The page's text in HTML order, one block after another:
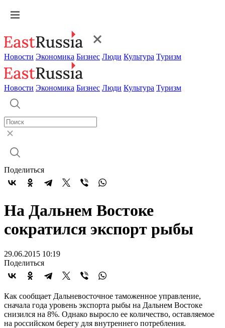
Новости Экономика Бизнес Люди Культура Туризм
Новости Экономика Бизнес Люди Культура Туризм
Поделиться
На Дальнем Востоке
сократился экспорт рыбы
29.06.2015 10:19
Поделиться
Как сообщает Дальневосточное таможенное управление,
сначала года уровень экспорта рыбы на Дальнем Востоке
снизился на 8%. Однако выросло ее количество, оставляемое
на российском берегу для внутреннего потребления.